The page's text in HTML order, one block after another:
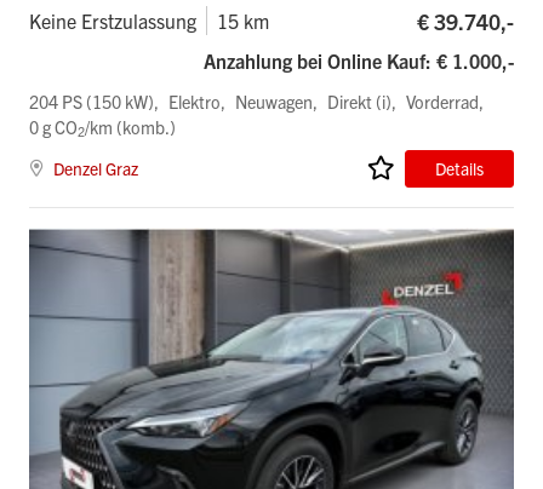
Keine Erstzulassung 15 km € 39.740,-
Anzahlung bei Online Kauf: € 1.000,-
204 PS (150 kW) Elektro Neuwagen Direkt (i)
Vorderrad
0 g CO2/km (komb.)
Denzel Graz
Details